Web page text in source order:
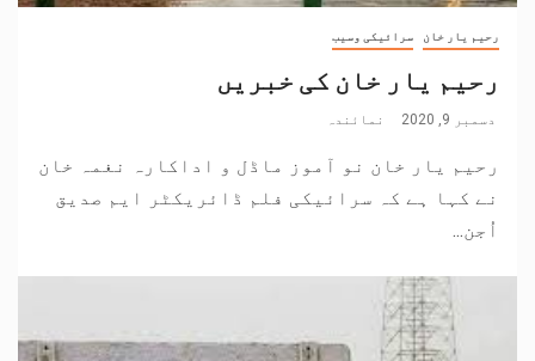
رحیم یار خان سرائیکی وسیب
رحیم یار خان کی خبریں
دسمبر 9, 2020 نمائندہ
رحیم یار خان نو آموز ماڈل و اداکارہ نغمہ خان
نے کہا ہے کہ سرائیکی فلم ڈائریکٹر ایم صدیق
اُجن...